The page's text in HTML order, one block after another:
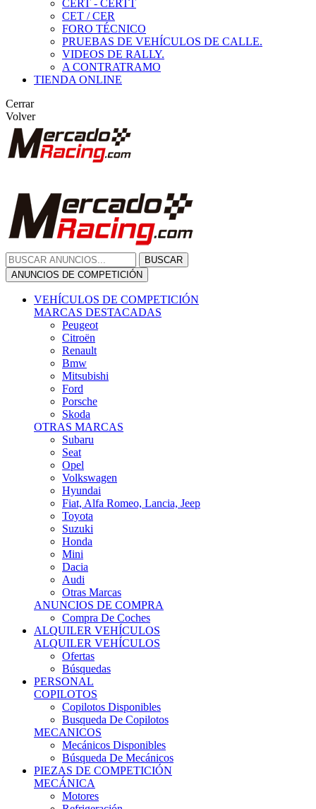
CERT - CERTT
CET / CER
FORO TÉCNICO
PRUEBAS DE VEHÍCULOS DE CALLE.
VIDEOS DE RALLY.
A CONTRATRAMO
TIENDA ONLINE
Cerrar
Volver
BUSCAR
ANUNCIOS DE COMPETICIÓN
VEHÍCULOS DE COMPETICIÓN
MARCAS DESTACADAS
Peugeot
Citroën
Renault
Bmw
Mitsubishi
Ford
Porsche
Skoda
OTRAS MARCAS
Subaru
Seat
Opel
Volkswagen
Hyundai
Fiat, Alfa Romeo, Lancia, Jeep
Toyota
Suzuki
Honda
Mini
Dacia
Audi
Otras Marcas
ANUNCIOS DE COMPRA
Compra De Coches
ALQUILER VEHÍCULOS
ALQUILER VEHÍCULOS
Ofertas
Búsquedas
PERSONAL
COPILOTOS
Copilotos Disponibles
Busqueda De Copilotos
MECANICOS
Mecánicos Disponibles
Búsqueda De Mecánicos
PIEZAS DE COMPETICIÓN
MECÁNICA
Motores
Refrigeración
Electrónica